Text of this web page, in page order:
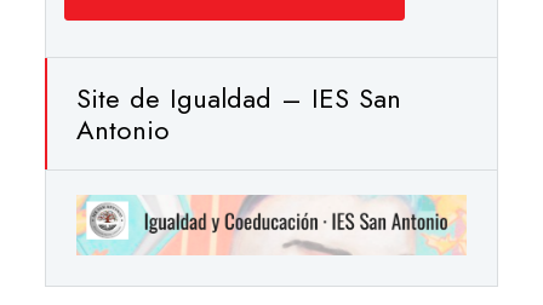
Site de Igualdad – IES San
Antonio